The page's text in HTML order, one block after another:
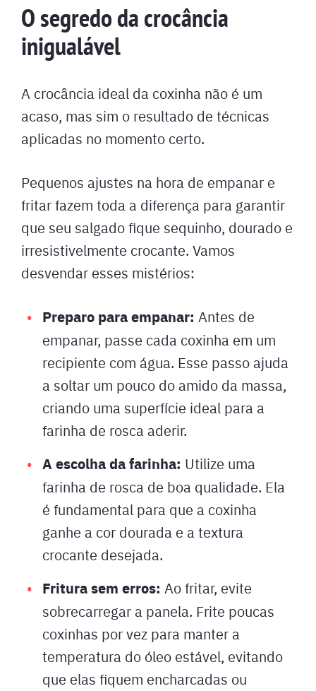
O segredo da crocância
inigualável
A crocância ideal da coxinha não é um
acaso, mas sim o resultado de técnicas
aplicadas no momento certo.
Pequenos ajustes na hora de empanar e
fritar fazem toda a diferença para garantir
que seu salgado fique sequinho, dourado e
irresistivelmente crocante. Vamos
desvendar esses mistérios:
Preparo para empanar: Antes de
empanar, passe cada coxinha em um
recipiente com água. Esse passo ajuda
a soltar um pouco do amido da massa,
criando uma superfície ideal para a
farinha de rosca aderir.
A escolha da farinha: Utilize uma
farinha de rosca de boa qualidade. Ela
é fundamental para que a coxinha
ganhe a cor dourada e a textura
crocante desejada.
Fritura sem erros: Ao fritar, evite
sobrecarregar a panela. Frite poucas
coxinhas por vez para manter a
temperatura do óleo estável, evitando
que elas fiquem encharcadas ou